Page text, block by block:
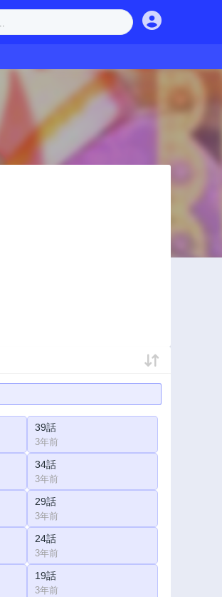
39話
3年前
34話
3年前
29話
3年前
24話
3年前
19話
3年前